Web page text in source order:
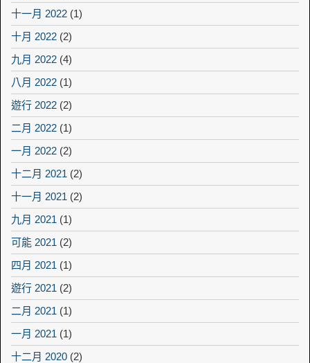
十一月 2022 (1)
十月 2022 (2)
九月 2022 (4)
八月 2022 (1)
遊行 2022 (2)
二月 2022 (1)
一月 2022 (2)
十二月 2021 (2)
十一月 2021 (2)
九月 2021 (1)
可能 2021 (2)
四月 2021 (1)
遊行 2021 (2)
二月 2021 (1)
一月 2021 (1)
十二月 2020 (2)